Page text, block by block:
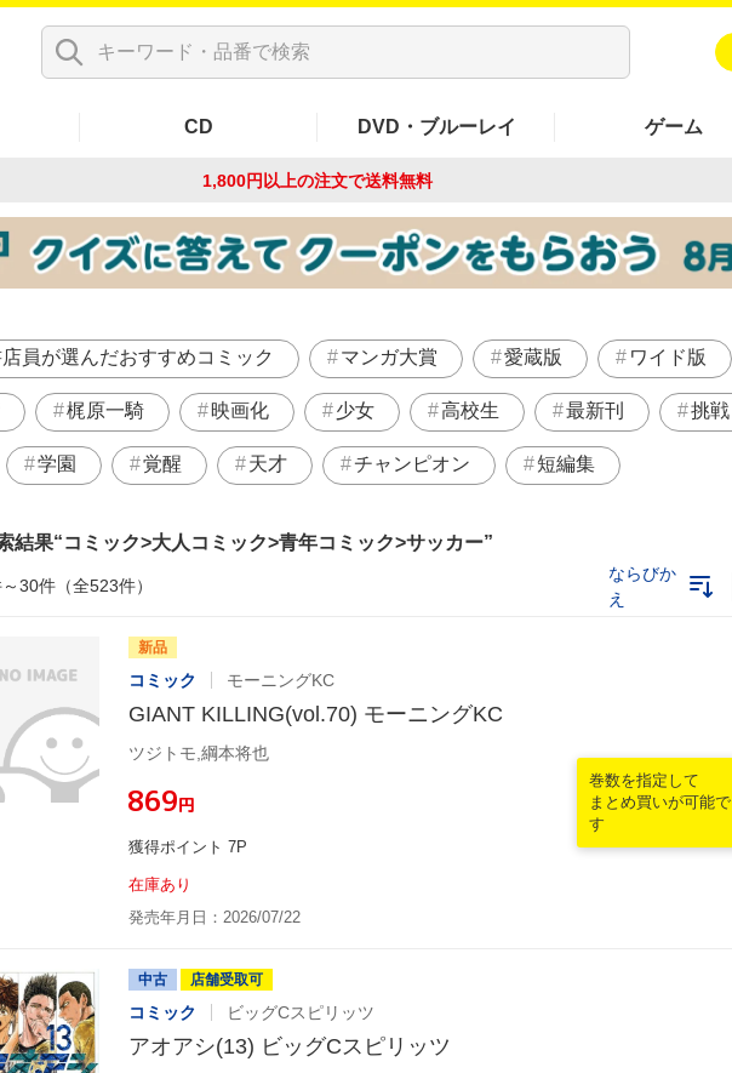
CD DVD・ブルーレイ ゲーム
1,800円以上の注文で送料無料
員が選んだおすすめコミック マンガ大賞 愛蔵版 ワイド版
梶原一騎 映画化 少女 高校生 最新刊 挑戦
学園 覚醒 天才 チャンピオン 短編集
結果 コミック>大人コミック>青年コミック>サッカー
30件（全523件）
ならびか
え
新品
コミック モーニングKC
GIANT KILLING(vol.70) モーニングKC
ツジトモ,綱本将也
¥869円
獲得ポイント 7P
在庫あり
発売年月日：2026/07/22
巻数を指定して
まとめ買いが可能で
す
中古 店舗受取可
コミック ビッグCスピリッツ
アオアシ(13) ビッグCスピリッツ